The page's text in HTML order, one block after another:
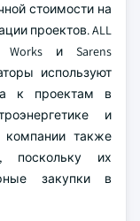
стоимости на
проектов. ALL
Works и Sarens
используют
к проектам в
и
также
поскольку их
закупки в